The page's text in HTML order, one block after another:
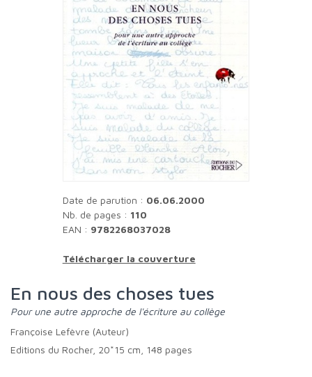
Date de parution : 06.06.2000
Nb. de pages : 110
EAN : 9782268037028
Télécharger la couverture
En nous des choses tues
Pour une autre approche de l'écriture au collège
Françoise Lefèvre (Auteur)
Editions du Rocher, 20*15 cm, 148 pages